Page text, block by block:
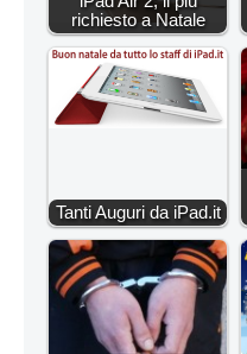
richiesto a Natale
Tanti Auguri da iPad.it